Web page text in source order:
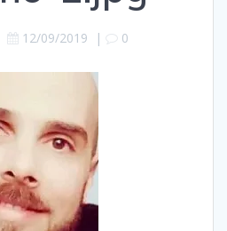
12/09/2019 | 0